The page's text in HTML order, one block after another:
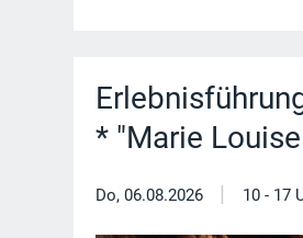
* "Marie
Do, 06.08.2026 | 10 - 17